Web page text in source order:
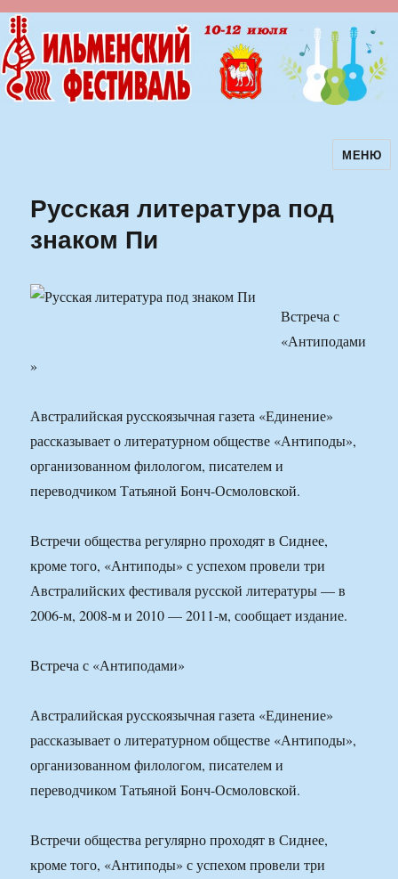
Ильменский фестиваль авторскойМЕНЮ
Русская литература под
знаком Пи
Встреча с
«Антиподами
»
Австралийская русскоязычная газета «Единение»
рассказывает о литературном обществе «Антиподы»,
организованном филологом, писателем и
переводчиком Татьяной Бонч-Осмоловской.
Встречи общества регулярно проходят в Сиднее,
кроме того, «Антиподы» с успехом провели три
Австралийских фестиваля русской литературы — в
2006-м, 2008-м и 2010 — 2011-м, сообщает издание.
Встреча с «Антиподами»
Австралийская русскоязычная газета «Единение»
рассказывает о литературном обществе «Антиподы»,
организованном филологом, писателем и
переводчиком Татьяной Бонч-Осмоловской.
Встречи общества регулярно проходят в Сиднее,
кроме того, «Антиподы» с успехом провели три